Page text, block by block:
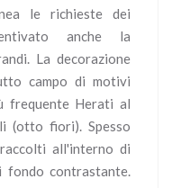
le richieste dei
anche la
La decorazione
campo di motivi
frequente Herati al
(otto fiori). Spesso
all'interno di
fondo contrastante.